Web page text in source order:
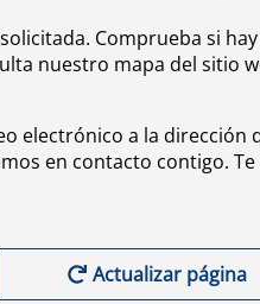
Comprueba si hay
nuestro mapa del sitio
electrónico a la dirección
en contacto contigo. Te
Actualizar página